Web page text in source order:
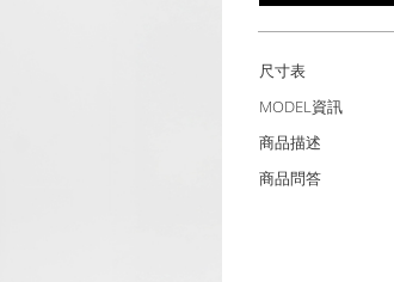
尺寸表
MODEL資訊
商品描述
商品問答